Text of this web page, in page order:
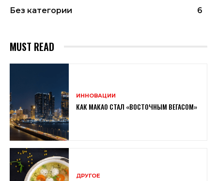
Без категории
6
MUST READ
ИННОВАЦИИ
КАК МАКАО СТАЛ «ВОСТОЧНЫМ ВЕГАСОМ»
ДРУГОЕ